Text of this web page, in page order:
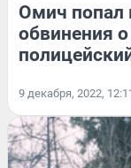
Омич попал
обвинения
9 декабря, 2022,